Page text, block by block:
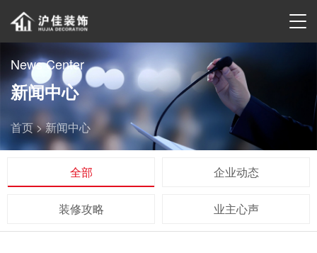
News Center
新闻中心
首页 >新闻中心
全部 企业动态
装修攻略 业主心声